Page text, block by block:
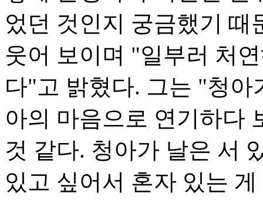
었던 것인지 궁금했기 때
웃어 보이며 "일부러 처
다"고 밝혔다. 그는 "청
아의 마음으로 연기하다
것 같다. 청아가 날은 서
있고 싶어서 혼자 있는